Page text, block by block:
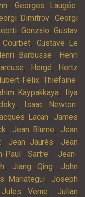
,Georges Laugée,
Dimitrov, Georgi
, Gonzalo,Gustav
Courbet,Gustave Le
Barbusse,
Henri
, Hergé,
Hertz
Félix Thiéfaine,
Kaypakkaya,
Ilya
, Isaac Newton,
Lacan, James
, Jean Blume, Jean
, Jean Jaurès, Jean
Paul Sartre, Jean-
, Jiang Qing, John
Mariátegui, Joseph
Jules Verne, Julian